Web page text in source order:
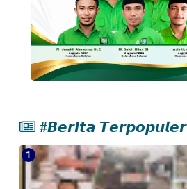
#𝘽𝙚𝙧𝙞𝙩𝙖 𝙏𝙚𝙧𝙥𝙤𝙥𝙪𝙡𝙚𝙧